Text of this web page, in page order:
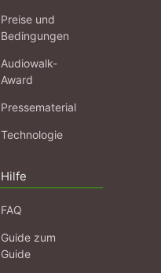
Preise und
Bedingungen
Audiowalk-
Award
Pressematerial
Technologie
Hilfe
FAQ
Guide zum
Guide